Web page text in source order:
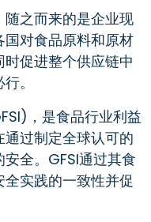
之而来的是企业现
对食品原料和原材
促进整个供应链中
。
，是食品行业利益
过制定全球认可的
全。GFSI通过其食
实践的一致性并促